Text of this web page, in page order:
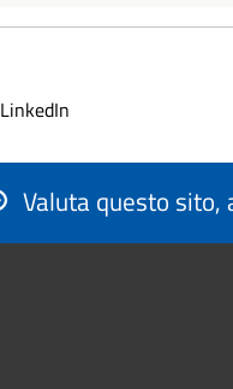
LinkedIn
Valuta questo